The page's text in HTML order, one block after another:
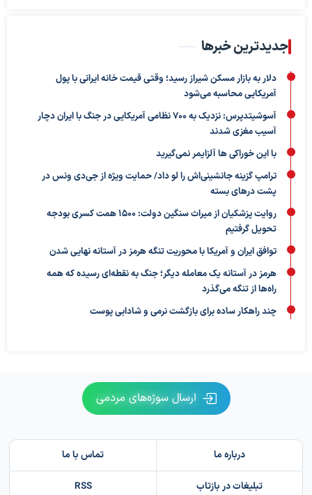
جدیدترین خبرها
دلار به بازار مسکن شیراز رسید؛ وقتی قیمت خانه ایرانی با پول
آمریکایی محاسبه می‌شود
آسوشیتدپرس: نزدیک به ۷۰۰ نظامی آمریکایی در جنگ با ایران دچار
آسیب مغزی شدند
با این خوراکی ها آلزایمر نمی‌گیرید
ترامپ گزینه جانشینی‌اش را لو داد/ حمایت ویژه از جی‌دی ونس در
پشت درهای بسته
روایت پزشکیان از میراث سنگین دولت: ۱۵۰۰ همت کسری بودجه
تحویل گرفتیم
توافق ایران و آمریکا با محوریت تنگه هرمز در آستانه نهایی شدن
هرمز در آستانه یک معامله دیگر؛ جنگ به نقطه‌ای رسیده که همه
راه‌ها از تنگه می‌گذرد
چند راهکار ساده برای بازگشت نرمی و شادابی پوست
ارسال سوژه‌های مردمی
درباره ما تماس با ما
تبلیغات در بازتاب RSS